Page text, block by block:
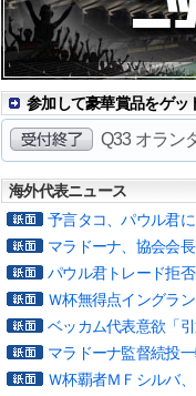
参加して豪華賞品をゲッ
Q33 オラン
海外代表ニュース
予言タコ、パウル君
マラドーナ、協会会
パウル君トレード拒
Ｗ杯無得点イングラ
ベッカム代表意欲「
マラドーナ監督続投
Ｗ杯覇者ＭＦシルバ